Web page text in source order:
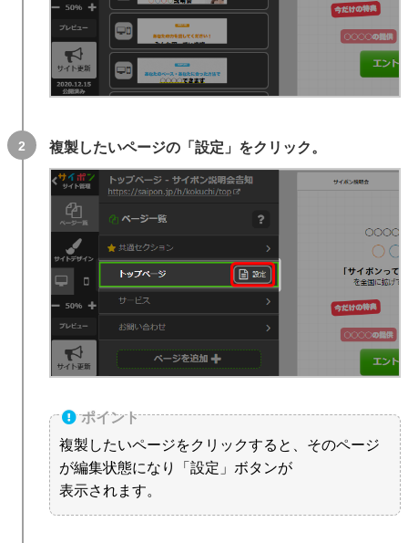
複製したいページの「設定」をクリック。
複製したいページをクリックすると、そのページ
が編集状態になり「設定」ボタンが
表示されます。